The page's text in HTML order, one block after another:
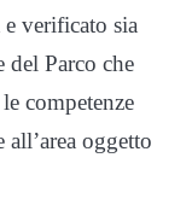
verificato sia
Parco che
competenze
oggetto